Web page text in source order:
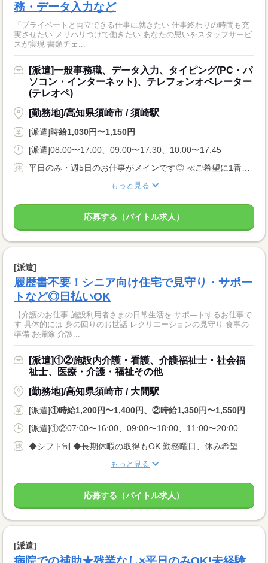
務・データ入力など
「プライベートと両立できる仕事に就きたい 仕事終わりの時間も充
実させたい メリハリつけて働きたい あなたの思いをスタッフサービ
スが実現 書類チェ...
[派遣]一般事務職、データ入力、タイピング(PC・パ
ソコン・インターネット)、テレフォンオペレーター
(テレオペ)
[勤務地]/高知県須崎市 / 須崎駅
[派遣]時給1,030円〜1,150円
[派遣]08:00〜17:00、09:00〜17:30、10:00〜17:45
もっと見る
応募する（バイトル求人）
[派遣]
履歴書不要！シニア向け住宅で見守り・サポー
トなど◎日払いOK
【介護のお仕事 施設利用者さまの日常生活を サポ—トするお仕事で
す 具体的には 身の回りのお世話 レクリエーションの見守り 食事の
準備 お掃除 介護...
[派遣]①②施設内介護・看護、介護福祉士・社会福
祉士、医療・介護・福祉その他
[勤務地]/高知県須崎市 / 大間駅
[派遣]①時給1,200円〜1,400円、②時給1,350円〜1,550円
[派遣]①②07:00〜16:00、09:00〜18:00、11:00〜20:00
もっと見る
応募する（バイトル求人）
[派遣]